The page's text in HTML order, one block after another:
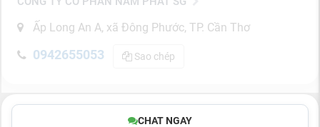
Ấp Long An A, xã Đông Phước, TP. Cần Thơ
0942655053 Sao chép
CHAT NGAY